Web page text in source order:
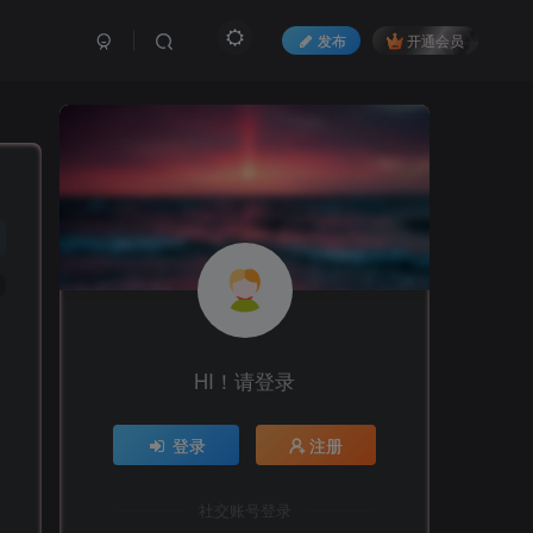
发布 开通会员
HI！请登录
登录 注册
社交账号登录